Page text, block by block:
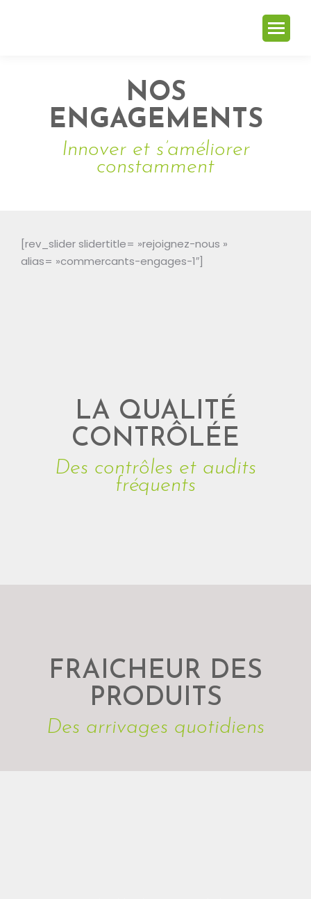
NOS
ENGAGEMENTS
Innover et s’améliorer
constamment
[rev_slider slidertitle= »rejoignez-nous »
alias= »commercants-engages-1″]
LA QUALITÉ
CONTRÔLÉE
Des contrôles et audits
fréquents
FRAICHEUR DES
PRODUITS
Des arrivages quotidiens